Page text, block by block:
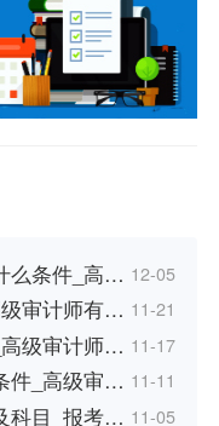
么条件_高… 12-05
审计师有… 11-21
级审计师… 11-17
件_高级审… 11-11
科目_报考… 11-05